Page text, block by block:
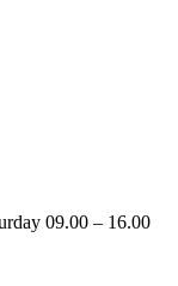
09.00 – 16.00